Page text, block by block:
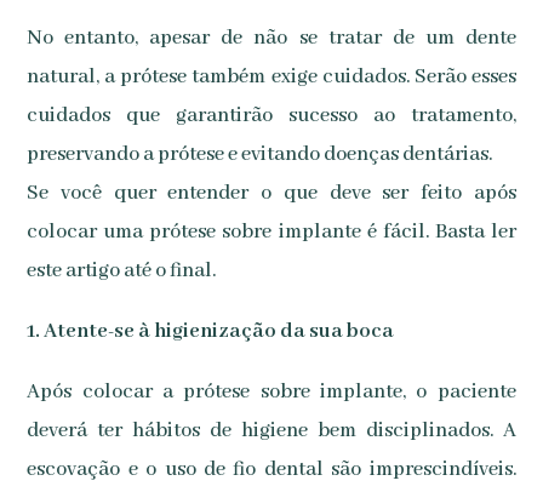
No entanto, apesar de não se tratar de um dente
natural, a prótese também exige cuidados. Serão esses
cuidados que garantirão sucesso ao tratamento,
preservando a prótese e evitando doenças dentárias.
Se você quer entender o que deve ser feito após
colocar uma prótese sobre implante é fácil. Basta ler
este artigo até o final.
1. Atente-se à higienização da sua boca
Após colocar a prótese sobre implante, o paciente
deverá ter hábitos de higiene bem disciplinados. A
escovação e o uso de fio dental são imprescindíveis.